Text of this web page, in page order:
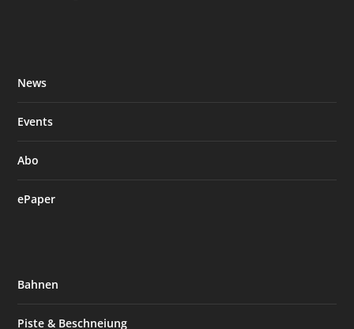
News
Events
Abo
ePaper
Bahnen
Piste & Beschneiung